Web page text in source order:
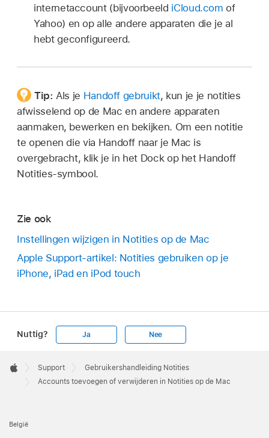
internetaccount (bijvoorbeeld iCloud.com of
Yahoo) en op alle andere apparaten die je al
hebt geconfigureerd.
Tip: Als je Handoff gebruikt, kun je je notities
afwisselend op de Mac en andere apparaten
aanmaken, bewerken en bekijken. Om een notitie
te openen die via Handoff naar je Mac is
overgebracht, klik je in het Dock op het Handoff
Notities-symbool.
Zie ook
Instellingen wijzigen in Notities op de Mac
Apple Support-artikel: Notities gebruiken op je
iPhone, iPad en iPod touch
Nuttig? Ja Nee
Footer

Apple
Support
Gebruikershandleiding Notities
Accounts toevoegen of verwijderen in Notities op de Mac
België